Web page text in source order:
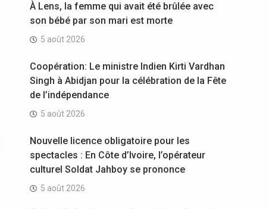
À Lens, la femme qui avait été brûlée avec
son bébé par son mari est morte
5 août 2026
Coopération: Le ministre Indien Kirti Vardhan
Singh à Abidjan pour la célébration de la Fête
de l’indépendance
5 août 2026
Nouvelle licence obligatoire pour les
spectacles : En Côte d’Ivoire, l’opérateur
culturel Soldat Jahboy se prononce
5 août 2026